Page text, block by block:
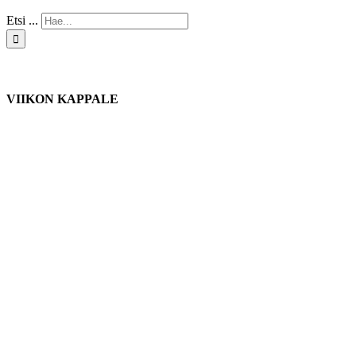
Etsi ...
VIIKON KAPPALE